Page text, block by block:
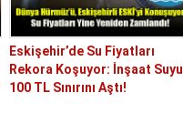
Eskişehir’de Su Fiyatları
Rekora Koşuyor: İnşaat Suyu
100 TL Sınırını Aştı!